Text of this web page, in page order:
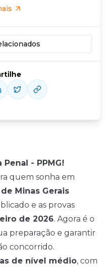
- PPMG!
quem sonha em
Minas Gerais
e as provas
de 2026. Agora é o
preparação e garantir
concorrido.
de nível médio, com